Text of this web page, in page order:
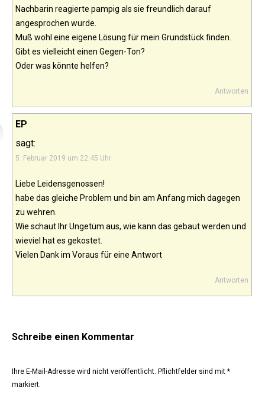
Nachbarin reagierte pampig als sie freundlich darauf
angesprochen wurde.
Muß wohl eine eigene Lösung für mein Grundstück finden.
Gibt es vielleicht einen Gegen-Ton?
Oder was könnte helfen?
Antworten
EP
sagt:
5. Februar 2019 um 22:45 Uhr
Liebe Leidensgenossen!
habe das gleiche Problem und bin am Anfang mich dagegen
zu wehren.
Wie schaut Ihr Ungetüm aus, wie kann das gebaut werden und
wieviel hat es gekostet.
Vielen Dank im Voraus für eine Antwort
Antworten
Schreibe einen Kommentar
Ihre E-Mail-Adresse wird nicht veröffentlicht. Pflichtfelder sind mit *
markiert.